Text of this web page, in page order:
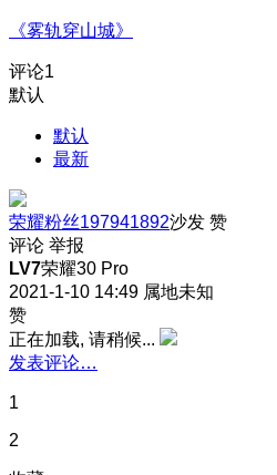
《雾轨穿山城》
评论1
默认
默认
最新
荣耀粉丝197941892沙发 赞
评论 举报
LV7荣耀30 Pro
2021-1-10 14:49 属地未知
赞
正在加载, 请稍候...
发表评论…
1
2